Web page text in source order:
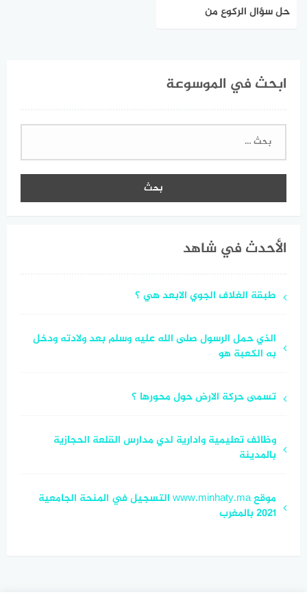
حل سؤال الركوع من
ابحث في الموسوعة
البحث
الأحدث في شاهد
طبقة الغلاف الجوي الابعد هي ؟
الذي حمل الرسول صلى الله عليه وسلم بعد ولادته ودخل
به الكعبة هو
تسمى حركة الارض حول محورها ؟
وظائف تعليمية وادارية لدي مدارس القلعة الحجازية
بالمدينة
موقع www.minhaty.ma التسجيل في المنحة الجامعية
2021 بالمغرب